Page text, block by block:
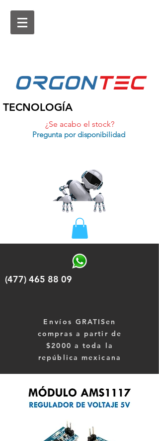
ORGONtEc
TECNOLOGÍA
¿Se acabo el stock?
Pregunta por disponibilidad
(477) 465 88 09
Envíos GRATISen
compras a partir de
$2000 a toda la
república mexicana